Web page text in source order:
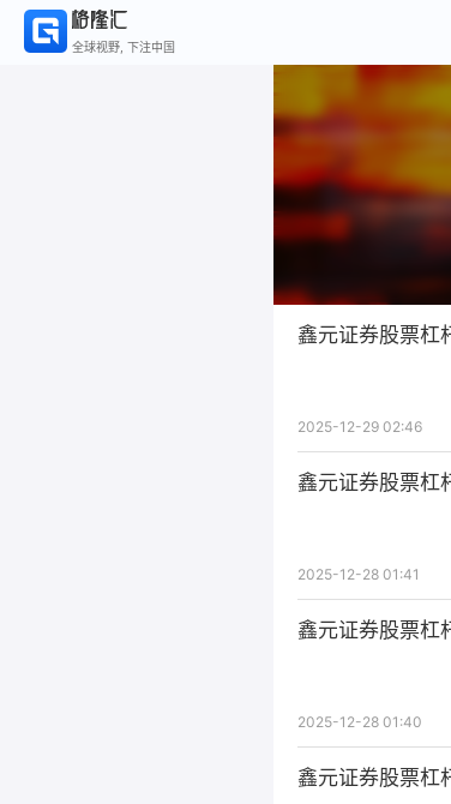
全球视野, 下注中国
鑫元证券股票杠
2025-12-29 02:46
鑫元证券股票杠
2025-12-28 01:41
鑫元证券股票杠
2025-12-28 01:40
鑫元证券股票杠